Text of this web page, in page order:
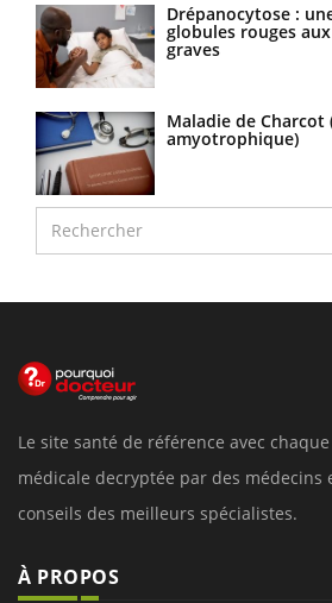
Drépanocytose :
globules rouges
graves
Maladie de Charcot
amyotrophique)
Le site santé de référence avec
médicale decryptée par des médecins
conseils des meilleurs spécialistes.
À PROPOS